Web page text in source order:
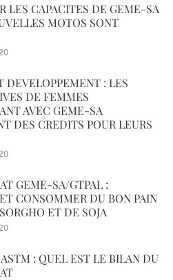
LES CAPACITES DE GEME-SA
MOTOS SONT
DEVELOPPEMENT : LES
DE FEMMES
AVEC GEME-SA
DES CREDITS POUR LEURS
GEME-SA/GTPAL :
CONSOMMER DU BON PAIN
ET DE SOJA
: QUEL EST LE BILAN DU